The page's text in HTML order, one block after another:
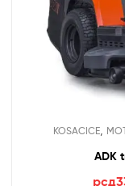
KOSACICE,
ADK
рсд